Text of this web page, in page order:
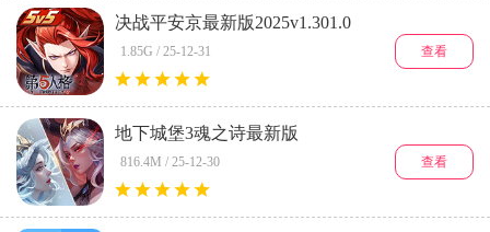
决战平安京最新版2025v1.301.0
1.85G / 25-12-31 查看
地下城堡3魂之诗最新版
2026v1.3.111
816.4M / 25-12-30 查看